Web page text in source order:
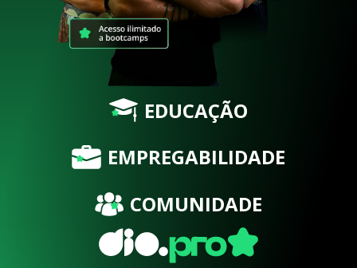
EDUCAÇÃO
EMPREGABILIDADE
COMUNIDADE